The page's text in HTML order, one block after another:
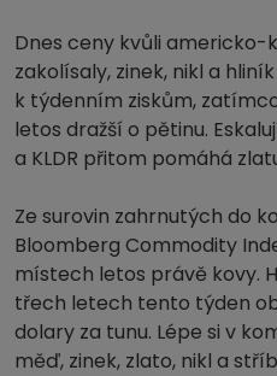
Dnes ceny kvůli
zakolísaly, zinek, nikl a
k týdenním ziskům,
letos dražší o pětinu.
a KLDR přitom pomáhá
Ze surovin zahrnutých do
Bloomberg Commodity
místech letos právě kovy.
třech letech tento týden
dolary za tunu. Lépe si v
měď, zinek, zlato, nikl a